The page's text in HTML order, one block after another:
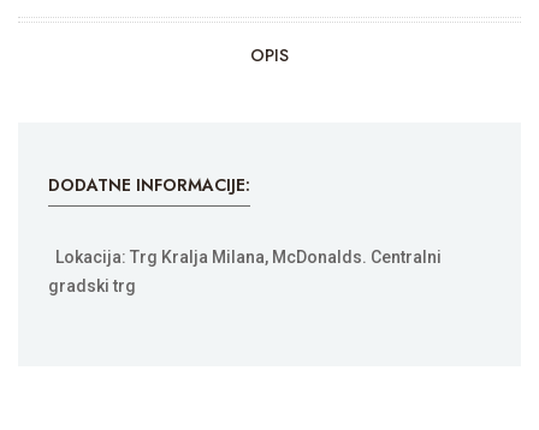
OPIS
DODATNE INFORMACIJE:
Lokacija: Trg Kralja Milana, McDonalds. Centralni
gradski trg